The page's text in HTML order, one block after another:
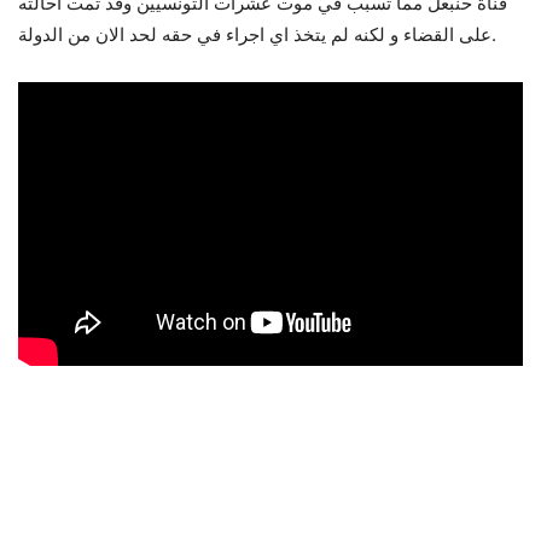
على القضاء و لكنه لم يتخذ اي اجراء في حقه لحد الان من الدولة.